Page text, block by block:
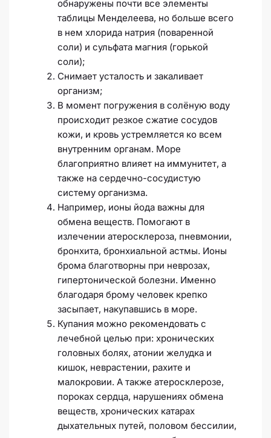
обнаружены почти все элементы
таблицы Менделеева, но больше всего
в нем хлорида натрия (поваренной
соли) и сульфата магния (горькой
соли);
Снимает усталость и закаливает
организм;
В момент погружения в солёную воду
происходит резкое сжатие сосудов
кожи, и кровь устремляется ко всем
внутренним органам. Море
благоприятно влияет на иммунитет, а
также на сердечно-сосудистую
систему организма.
Например, ионы йода важны для
обмена веществ. Помогают в
излечении атеросклероза, пневмонии,
бронхита, бронхиальной астмы. Ионы
брома благотворны при неврозах,
гипертонической болезни. Именно
благодаря брому человек крепко
засыпает, накупавшись в море.
Купания можно рекомендовать с
лечебной целью при: хронических
головных болях, атонии желудка и
кишок, неврастении, рахите и
малокровии. А также атеросклерозе,
пороках сердца, нарушениях обмена
веществ, хронических катарах
дыхательных путей, половом бессилии,